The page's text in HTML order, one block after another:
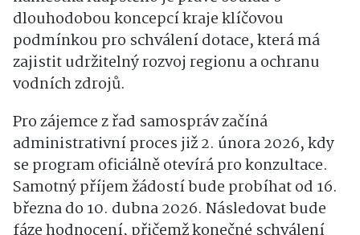
dlouhodobou koncepcí kraje klíčovou
podmínkou pro schválení dotace, která má
zajistit udržitelný rozvoj regionu a ochranu
vodních zdrojů.
Pro zájemce z řad samospráv začíná
administrativní proces již 2. února 2026, kdy
se program oficiálně otevírá pro konzultace.
Samotný příjem žádostí bude probíhat od 16.
března do 10. dubna 2026. Následovat bude